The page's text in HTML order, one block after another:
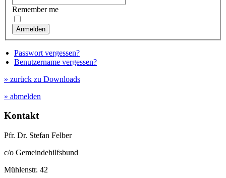
Remember me
Anmelden
Passwort vergessen?
Benutzername vergessen?
» zurück zu Downloads
» abmelden
Kontakt
Pfr. Dr. Stefan Felber
c/o Gemeindehilfsbund
Mühlenstr. 42